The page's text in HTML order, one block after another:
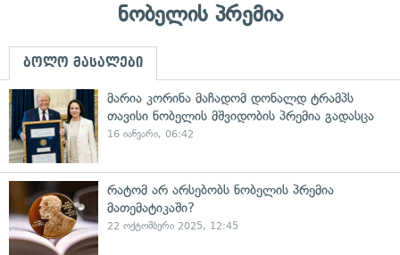
ნობელის პრემია
ბოლო მასალები
მარია კორინა მაჩადომ დონალდ ტრამპს
თავისი ნობელის მშვიდობის პრემია გადასცა
16 იანვარი, 06:42
რატომ არ არსებობს ნობელის პრემია
მათემატიკაში?
22 ოქტომბერი 2025, 12:45